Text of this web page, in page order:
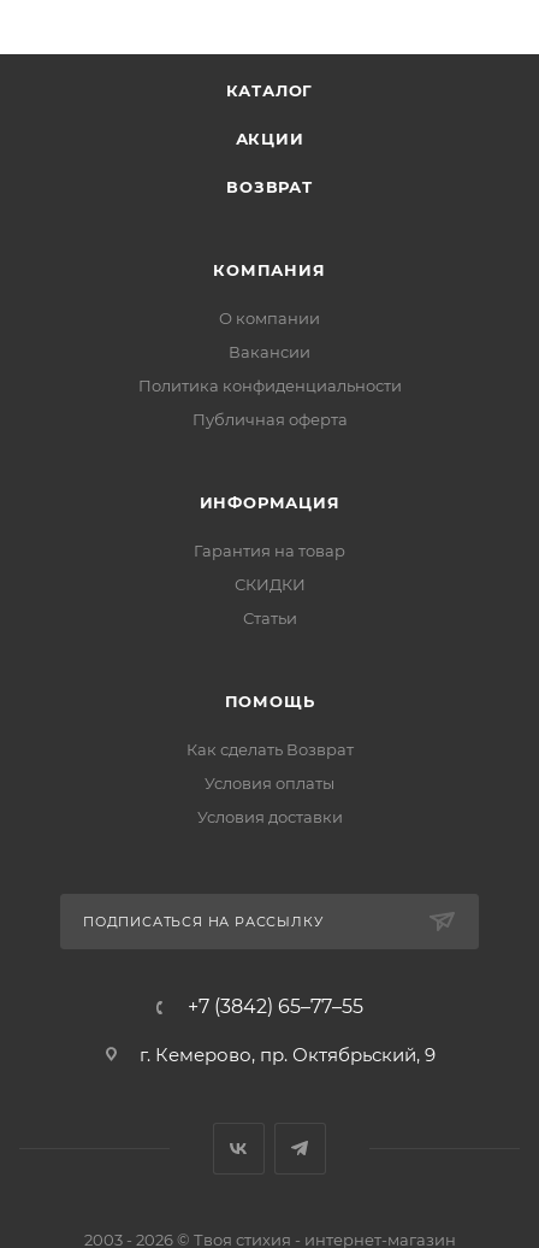
КАТАЛОГ
АКЦИИ
ВОЗВРАТ
КОМПАНИЯ
О компании
Вакансии
Политика конфиденциальности
Публичная оферта
ИНФОРМАЦИЯ
Гарантия на товар
СКИДКИ
Статьи
ПОМОЩЬ
Как сделать Возврат
Условия оплаты
Условия доставки
ПОДПИСАТЬСЯ НА РАССЫЛКУ
+7 (3842) 65–77–55
г. Кемерово, пр. Октябрьский, 9
2003 - 2026 © Твоя стихия - интернет-магазин